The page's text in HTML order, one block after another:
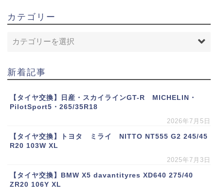
カテゴリー
新着記事
【タイヤ交換】日産・スカイラインGT-R MICHELIN・
PilotSport5・265/35R18
2026年7月5日
【タイヤ交換】トヨタ ミライ NITTO NT555 G2 245/45
R20 103W XL
2025年7月3日
【タイヤ交換】BMW X5 davantityres XD640 275/40
ZR20 106Y XL